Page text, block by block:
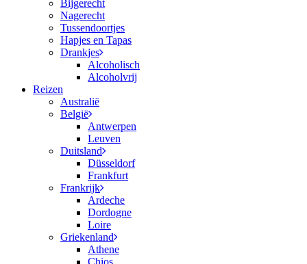
Bijgerecht
Nagerecht
Tussendoortjes
Hapjes en Tapas
Drankjes
Alcoholisch
Alcoholvrij
Reizen
Australië
België
Antwerpen
Leuven
Duitsland
Düsseldorf
Frankfurt
Frankrijk
Ardeche
Dordogne
Loire
Griekenland
Athene
Chios